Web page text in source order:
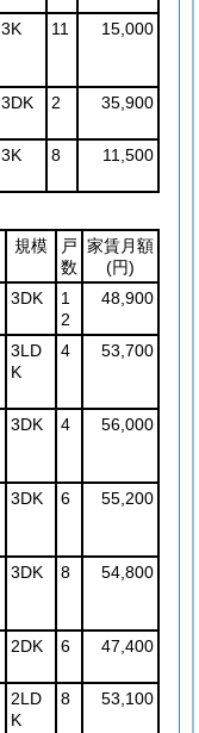
3K 11 15,000
3DK 2 35,900
3K 8 11,500
規模
戸
数
家賃月額
(円)
3DK
1
2
48,900
3LD
K
4 53,700
3DK 4 56,000
3DK 6 55,200
3DK 8 54,800
2DK 6 47,400
2LD
K
8 53,100